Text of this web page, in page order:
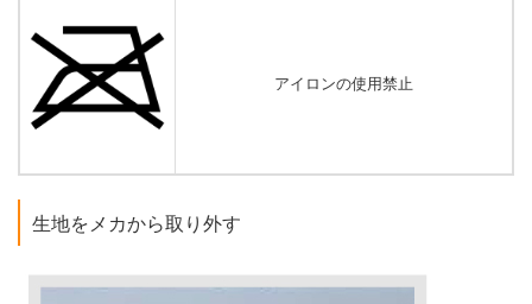
アイロンの使用禁止
生地をメカから取り外す